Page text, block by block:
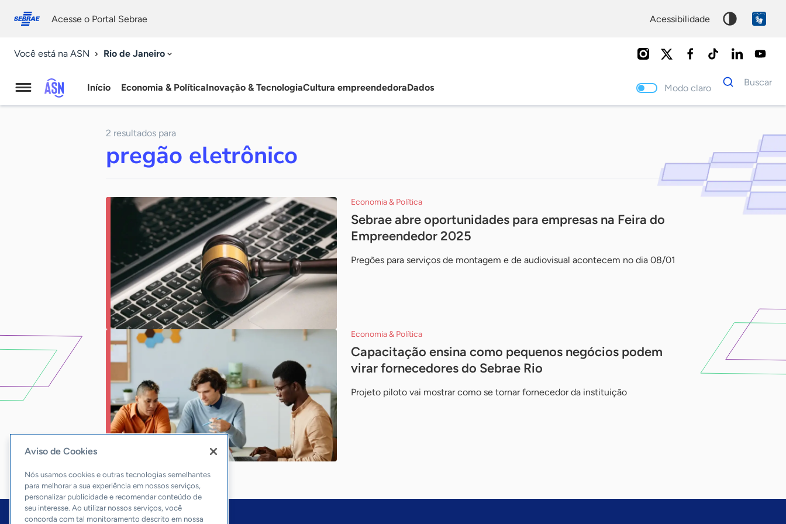
conosco
Acesse o Portal Sebrae acessibilidade
Você está na ASN Rio de Janeiro
Agência
Notícias
Início Economia & PolíticaInovação & TecnologiaCultura empreendedoraDados Modo claro
Dados
para
Buscar
2 resultados para
pregão eletrônico
Economia & Política
Sebrae abre oportunidades para empresas na Feira do
Empreendedor 2025
Pregões para serviços de montagem e de audiovisual acontecem no dia 08/01
Economia & Política
Capacitação ensina como pequenos negócios podem
virar fornecedores do Sebrae Rio
Projeto piloto vai mostrar como se tornar fornecedor da instituição
Aviso de Cookies
Nós usamos cookies e outras tecnologias semelhantes
para melhorar a sua experiência em nossos serviços,
personalizar publicidade e recomendar conteúdo de
seu interesse. Ao utilizar nossos serviços, você
concorda com tal monitoramento descrito em nossa